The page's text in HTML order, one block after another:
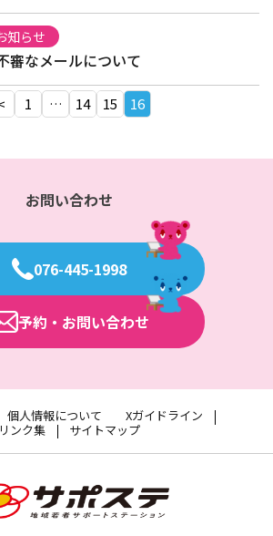
知らせ
審なメールについて
1 … 14 15 16
お問い合わせ
076-445-1998
予約・お問い合わせ
個人情報について
Xガイドライン
リンク集
サイトマップ